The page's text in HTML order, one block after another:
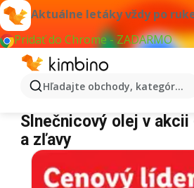
Aktuálne letáky vždy po
Pridať do Chrome - ZADARMO
Hľadajte obchody, kategórie,
Slnečnicový olej
Slnečnicový olej v
a zľavy